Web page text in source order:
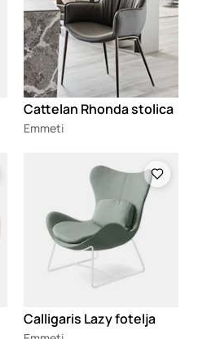
Cattelan Rhonda stolica
Emmeti
Calligaris Lazy fotelja